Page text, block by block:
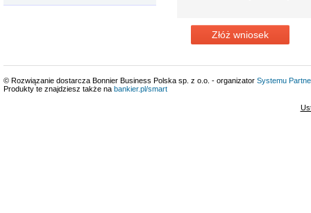
Złóż wniosek
© Rozwiązanie dostarcza Bonnier Business Polska sp. z o.o. - organizator Systemu
Produkty te znajdziesz także na bankier.pl/smart